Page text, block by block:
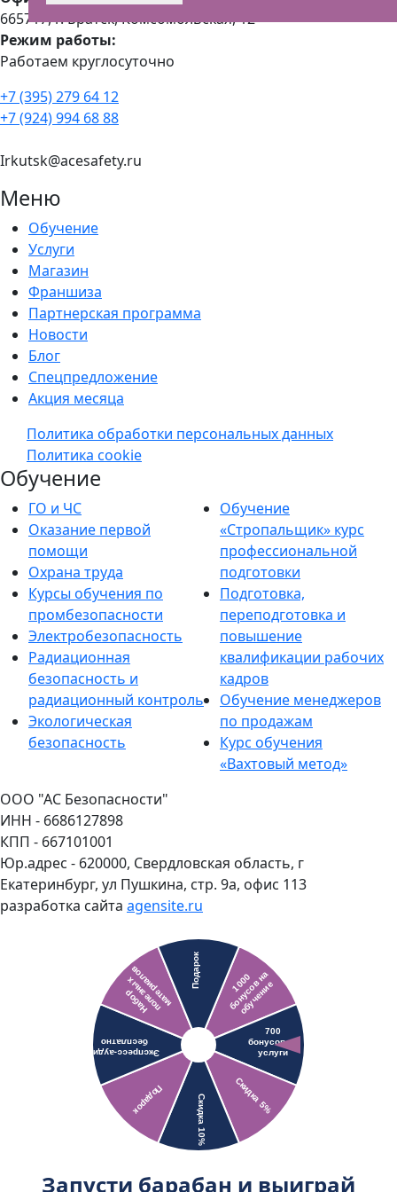
665717, г. Братск, Комсомольская, 12
Режим работы:
Работаем круглосуточно
+7 (395) 279 64 12
+7 (924) 994 68 88
Irkutsk@acesafety.ru
Меню
Обучение
Услуги
Магазин
Франшиза
Партнерская программа
Новости
Блог
Спецпредложение
Акция месяца
Политика обработки персональных данных
Политика cookie
Обучение
ГО и ЧС
Оказание первой
помощи
Охрана труда
Курсы обучения по
промбезопасности
Электробезопасность
Радиационная
безопасность и
радиационный контроль
Экологическая
безопасность
Обучение
«Стропальщик» курс
профессиональной
подготовки
Подготовка,
переподготовка и
повышение
квалификации рабочих
кадров
Обучение менеджеров
по продажам
Курс обучения
«Вахтовый метод»
ООО "АС Безопасности"
ИНН - 6686127898
КПП - 667101001
Юр.адрес - 620000, Свердловская область, г
Екатеринбург, ул Пушкина, стр. 9а, офис 113
разработка сайта agensite.ru
Запусти барабан и выиграй